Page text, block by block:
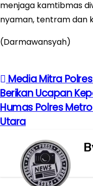
menjaga kamtibmas
nyaman, tentram dan
(Darmawansyah)
N
a
v
Media Mitra
Berikan Ucapan
Humas Polres
Utara